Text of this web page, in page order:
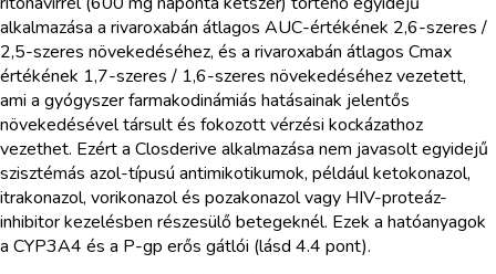
alkalmazása a rivaroxabán átlagos AUC-értékének 2,6-szeres /
2,5-szeres növekedéséhez, és a rivaroxabán átlagos Cmax
értékének 1,7-szeres / 1,6-szeres növekedéséhez vezetett,
ami a gyógyszer farmakodinámiás hatásainak jelentős
növekedésével társult és fokozott vérzési kockázathoz
vezethet. Ezért a Closderive alkalmazása nem javasolt egyidejű
szisztémás azol-típusú antimikotikumok, például ketokonazol,
itrakonazol, vorikonazol és pozakonazol vagy HIV-proteáz-
inhibitor kezelésben részesülő betegeknél. Ezek a hatóanyagok
a CYP3A4 és a P-gp erős gátlói (lásd 4.4 pont).